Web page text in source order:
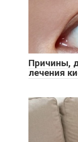
Причины,
лечения